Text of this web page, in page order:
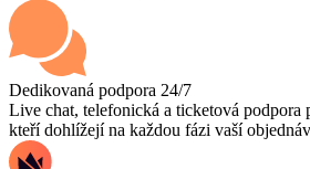
Dedikovaná podpora 24/7
Live chat, telefonická a ticketová podpora
kteří dohlížejí na každou fázi vaší